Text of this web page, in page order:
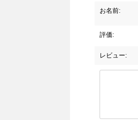
お名前:
評価:
レビュー: